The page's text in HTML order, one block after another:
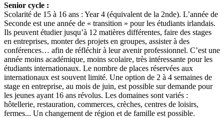
Senior cycle :
Scolarité de 15 à 16 ans : Year 4 (équivalent de la 2nde). L’année de
Seconde est une année de « transition » pour les étudiants irlandais.
Ils peuvent étudier jusqu’à 12 matières différentes, faire des stages
en entreprises, monter des projets en groupes, assister à des
conférences… afin de réfléchir à leur avenir professionnel. C’est une
année moins académique, moins scolaire, très intéressante pour les
étudiants internationaux. Le nombre de places réservées aux
internationaux est souvent limité. Une option de 2 à 4 semaines de
stage en entreprise, au mois de juin, est possible sur demande pour
les jeunes ayant 16 ans révolus. Les domaines sont variés :
hôtellerie, restauration, commerces, crèches, centres de loisirs,
fermes... Un changement de région et de famille est possible.